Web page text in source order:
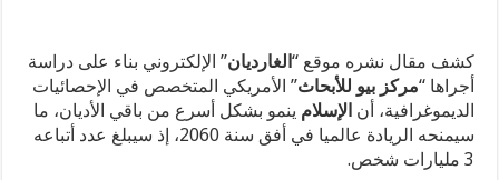
كشف مقال نشره موقع “الغارديان” الإلكتروني بناء على دراسة
أجراها “مركز بيو للأبحاث” الأمريكي المتخصص في الإحصائيات
الديموغرافية، أنالإسلام ينمو بشكل أسرع من باقي الأديان، ما
سيمنحه الريادة عالميا في أفق سنة 2060، إذ سيبلغ عدد أتباعه
3 مليارات شخص.